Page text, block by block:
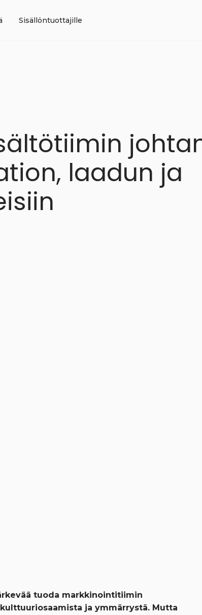
Sisällöntuottajille
laadun ja
tuoda markkinointitiimin
ja ymmärrystä. Mutta